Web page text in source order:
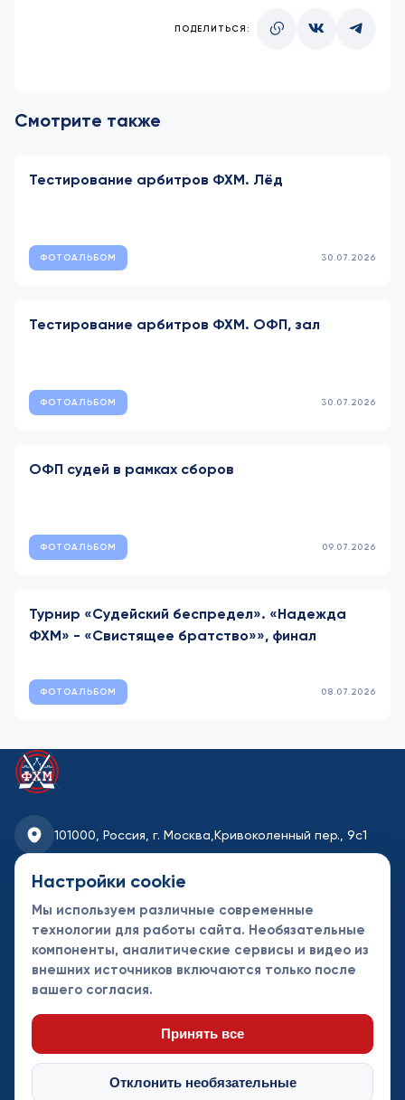
ПОДЕЛИТЬСЯ:
Смотрите также
Тестирование арбитров ФХМ. Лёд
ФОТОАЛЬБОМ 30.07.2026
Тестирование арбитров ФХМ. ОФП, зал
ФОТОАЛЬБОМ 30.07.2026
ОФП судей в рамках сборов
ФОТОАЛЬБОМ 09.07.2026
Турнир «Судейский беспредел». «Надежда
ФХМ» - «Свистящее братство»», финал
ФОТОАЛЬБОМ 08.07.2026
101000, Россия, г. Москва, Кривоколенный пер., 9с1
fhmoscow@mail.ru
8-495-621-35-95
Новости
Турниры
Контакты
партнеры
Настройки cookie
Мы используем различные современные
технологии для работы сайта. Необязательные
компоненты, аналитические сервисы и видео из
внешних источников включаются только после
вашего согласия.
Принять все
Отклонить необязательные